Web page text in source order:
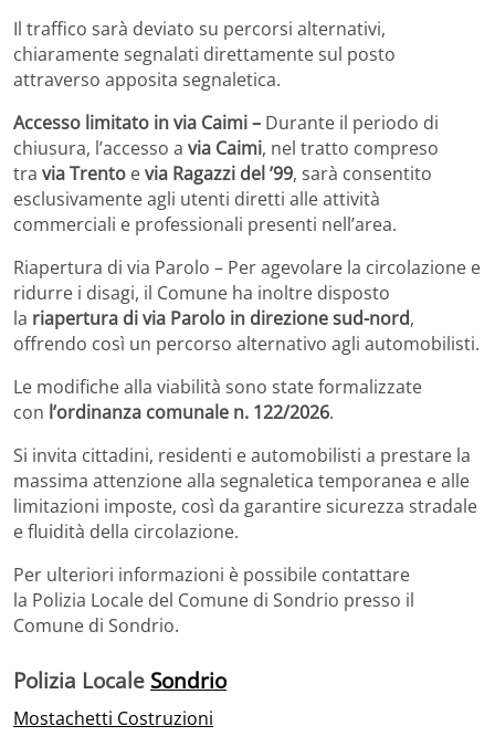
Il traffico sarà deviato su percorsi alternativi,
chiaramente segnalati direttamente sul posto
attraverso apposita segnaletica.
Accesso limitato in via Caimi – Durante il periodo di
chiusura, l’accesso a via Caimi, nel tratto compreso
tra via Trento evia Ragazzi del ’99, sarà consentito
esclusivamente agli utenti diretti alle attività
commerciali e professionali presenti nell’area.
Riapertura di via Parolo – Per agevolare la circolazione e
ridurre i disagi, il Comune ha inoltre disposto
la riapertura di via Parolo in direzione sud-nord,
offrendo così un percorso alternativo agli automobilisti.
Le modifiche alla viabilità sono state formalizzate
con l’ordinanza comunale n. 122/2026.
Si invita cittadini, residenti e automobilisti a prestare la
massima attenzione alla segnaletica temporanea e alle
limitazioni imposte, così da garantire sicurezza stradale
e fluidità della circolazione.
Per ulteriori informazioni è possibile contattare
la Polizia Locale del Comune di Sondrio presso il
Comune di Sondrio.
Polizia Locale Sondrio
Mostachetti Costruzioni